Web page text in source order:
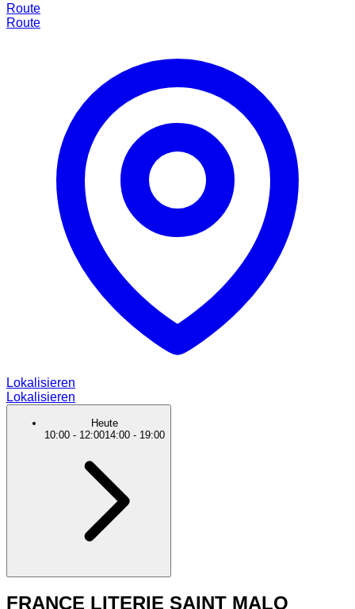
Route
Route
Lokalisieren
Lokalisieren
Heute
10:00 - 12:0014:00 - 19:00
FRANCE LITERIE SAINT MALO